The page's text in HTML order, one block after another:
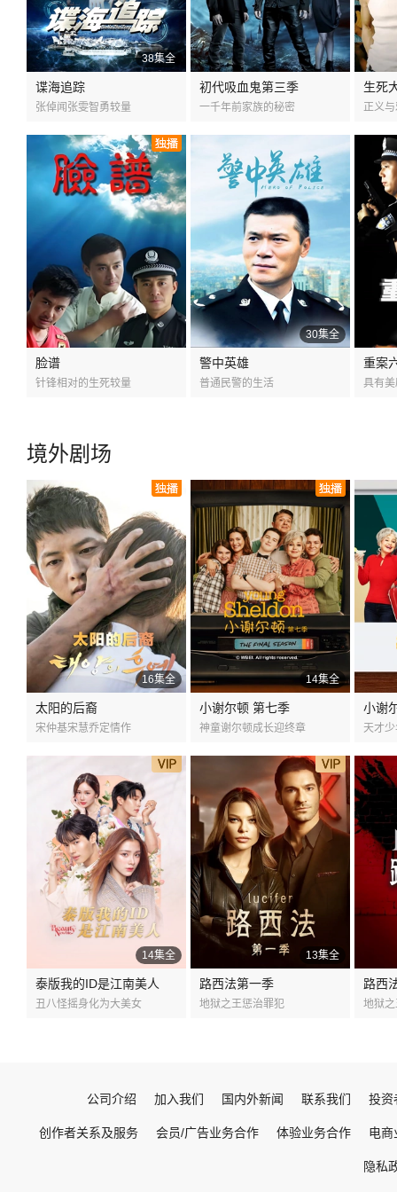
38集全
谍海追踪
张倬闻张雯智勇较量
初代吸血鬼第三季
一千年前家族的秘密
生死
正义
脸谱
针锋相对的生死较量
30集全
警中英雄
普通民警的生活
重案
具有
境外剧场
16集全
太阳的后裔
宋仲基宋慧乔定情作
14集全
小谢尔顿 第七季
神童谢尔顿成长迎终章
小谢
天才
14集全
泰版我的ID是江南美人
丑八怪摇身化为大美女
13集全
路西法第一季
地狱之王惩治罪犯
路西
地狱
公司介绍 加入我们 国内外新闻 联系我们 投资
创作者关系及服务 会员/广告业务合作 体验业务合作 电商
隐私